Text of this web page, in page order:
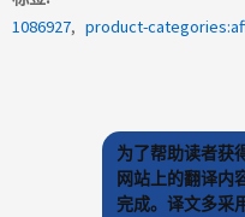
1086927
product-
为了帮助读者获
网站上的翻译内
完成。译文多采